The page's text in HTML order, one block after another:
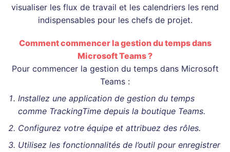
visualiser les flux de travail et les calendriers les rend
indispensables pour les chefs de projet.
Comment commencer la gestion du temps dans
Microsoft Teams ?
Pour commencer la gestion du temps dans Microsoft
Teams :
Installez une application de gestion du temps
comme TrackingTime depuis la boutique Teams.
Configurez votre équipe et attribuez des rôles.
Utilisez les fonctionnalités de l’outil pour enregistrer